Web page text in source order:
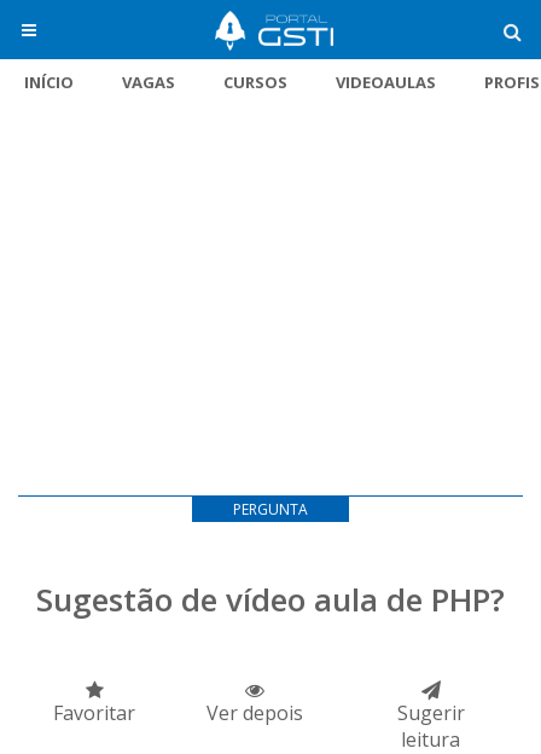
INÍCIO VAGAS CURSOS VIDEOAULAS
PERGUNTA
Sugestão de vídeo aula de PHP?
Favoritar Ver depois
Sugerir
leitura